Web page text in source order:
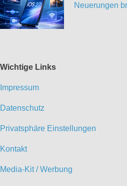
Neuerungen
Wichtige Links
Impressum
Datenschutz
Privatsphäre Einstellungen
Kontakt
Media-Kit / Werbung